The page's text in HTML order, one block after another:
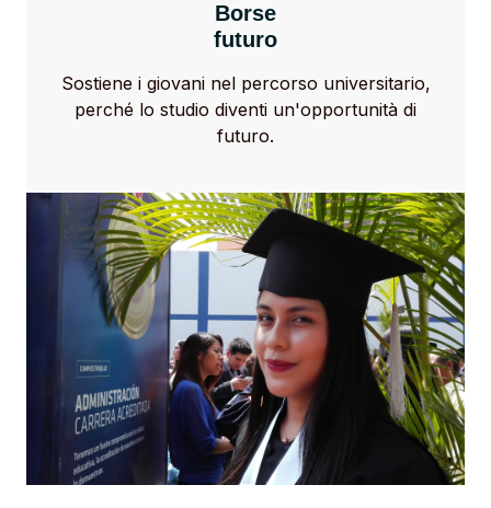
Borse
futuro
Sostiene i giovani nel percorso universitario,
perché lo studio diventi un'opportunità di
futuro.